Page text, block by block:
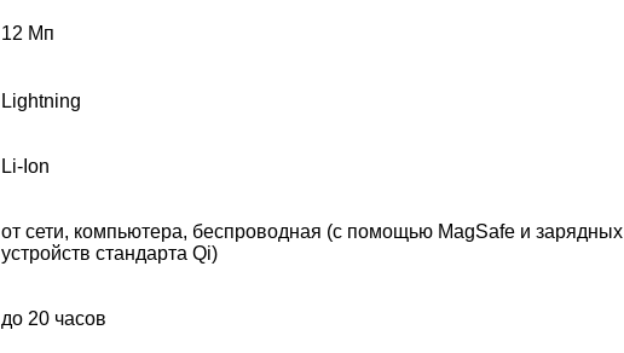
12 Мп
Lightning
Li-Ion
от сети, компьютера, беспроводная (с помощью MagSafe и зарядных
устройств стандарта Qi)
до 20 часов